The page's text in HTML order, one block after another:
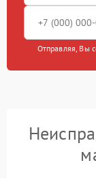
Отправляя, Вы